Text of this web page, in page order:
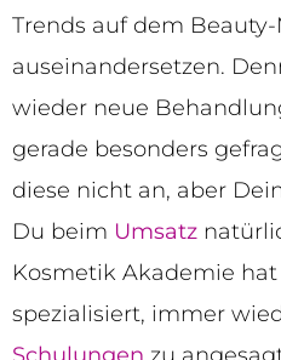
Trends auf dem
auseinandersetzen.
wieder neue
gerade besonders
diese nicht an, aber
Du beim Umsatz
Kosmetik Akademie
spezialisiert, immer